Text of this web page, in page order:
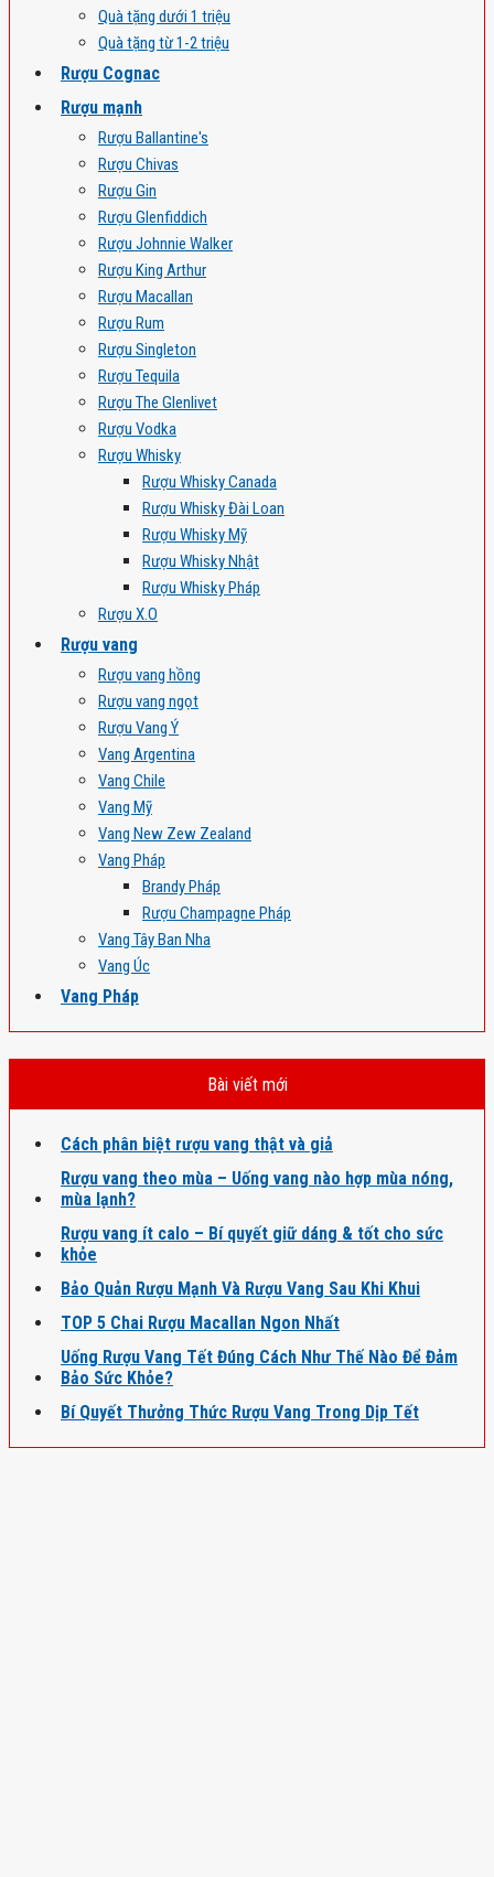
Quà tặng dưới 1 triệu
Quà tặng từ 1-2 triệu
Rượu Cognac
Rượu mạnh
Rượu Ballantine's
Rượu Chivas
Rượu Gin
Rượu Glenfiddich
Rượu Johnnie Walker
Rượu King Arthur
Rượu Macallan
Rượu Rum
Rượu Singleton
Rượu Tequila
Rượu The Glenlivet
Rượu Vodka
Rượu Whisky
Rượu Whisky Canada
Rượu Whisky Đài Loan
Rượu Whisky Mỹ
Rượu Whisky Nhật
Rượu Whisky Pháp
Rượu X.O
Rượu vang
Rượu vang hồng
Rượu vang ngọt
Rượu Vang Ý
Vang Argentina
Vang Chile
Vang Mỹ
Vang New Zew Zealand
Vang Pháp
Brandy Pháp
Rượu Champagne Pháp
Vang Tây Ban Nha
Vang Úc
Vang Pháp
Bài viết mới
Cách phân biệt rượu vang thật và giả
Rượu vang theo mùa – Uống vang nào hợp mùa nóng,
mùa lạnh?
Rượu vang ít calo – Bí quyết giữ dáng & tốt cho sức
khỏe
Bảo Quản Rượu Mạnh Và Rượu Vang Sau Khi Khui
TOP 5 Chai Rượu Macallan Ngon Nhất
Uống Rượu Vang Tết Đúng Cách Như Thế Nào Để Đảm
Bảo Sức Khỏe?
Bí Quyết Thưởng Thức Rượu Vang Trong Dịp Tết